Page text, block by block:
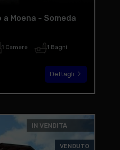
Moena - Someda
1 Camere 1 Bagni
Dettagli
IN VENDITA
VENDUTO